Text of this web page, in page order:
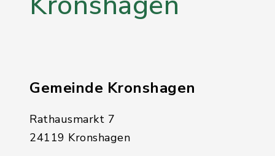
Gemeinde Kronshagen
Rathausmarkt 7
24119 Kronshagen